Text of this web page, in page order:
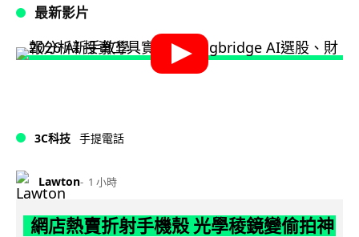
最新影片
3C科技 手提電話
Lawton 1 小時
網店熱賣折射手機殼 光學稜鏡變偷拍神